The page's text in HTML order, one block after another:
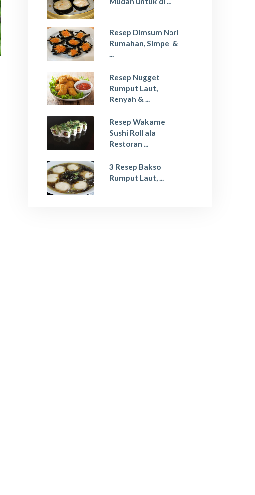
Resep Dimsum Nori
Rumahan, Simpel &
...
Resep Nugget
Rumput Laut,
Renyah & ...
Resep Wakame
Sushi Roll ala
Restoran ...
3 Resep Bakso
Rumput Laut, ...